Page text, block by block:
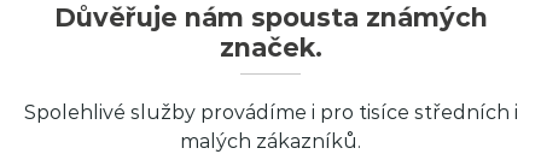
Důvěřuje nám spousta známých
značek.
Spolehlivé služby provádíme i pro tisíce středních i
malých zákazníků.